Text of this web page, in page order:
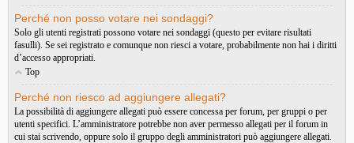
Perché non posso votare nei sondaggi?
Solo gli utenti registrati possono votare nei sondaggi (questo per evitare risultati
fasulli). Se sei registrato e comunque non riesci a votare, probabilmente non hai i diritti
d’accesso appropriati.
Top
Perché non riesco ad aggiungere allegati?
La possibilità di aggiungere allegati può essere concessa per forum, per gruppi o per
utenti specifici. L’amministratore potrebbe non aver permesso allegati per il forum in
cui stai scrivendo, oppure solo il gruppo degli amministratori può aggiungere allegati.